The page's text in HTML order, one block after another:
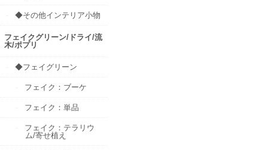
◆その他インテリア小物
フェイクグリーン/ドライ/流
木/ポプリ
◆フェイグリーン
フェイク：ブーケ
フェイク：単品
フェイク：テラリウ
ム/寄せ植え